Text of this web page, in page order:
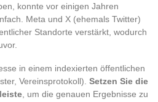
konnte vor einigen Jahren
Meta und X (ehemals Twitter)
Standorte verstärkt, wodurch
in einem indexierten öffentlichen
Vereinsprotokoll). Setzen Sie die
, um die genauen Ergebnisse zu